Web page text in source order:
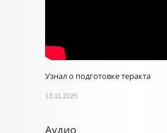
Узнал о подготовке теракта
13.11.2025
Аудио